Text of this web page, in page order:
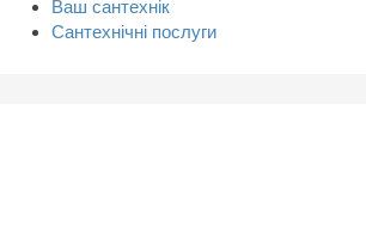
Ваш сантехнік
Сантехнічні послуги